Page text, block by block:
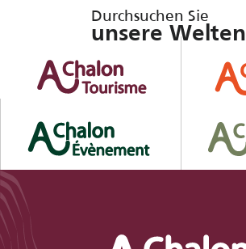
Durchsuchen Sie
unsere Welten